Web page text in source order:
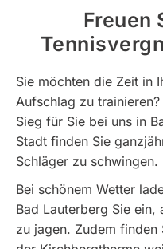
Freuen
Sie möchten die Zeit in
Aufschlag zu
Sieg für Sie bei uns in
Stadt finden Sie
Schläger zu schwingen.
Bei schönem Wetter
Bad Lauterberg Sie ein,
zu jagen. Zudem finden